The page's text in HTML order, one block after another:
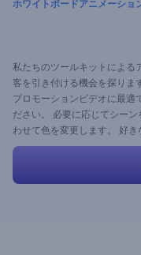
ホワイトボードアニメーショ
私たちのツールキットによる
客を引き付ける機会を探りま
プロモーションビデオに最適
ださい。 必要に応じてシー
わせて色を変更します。 好
みましょう！